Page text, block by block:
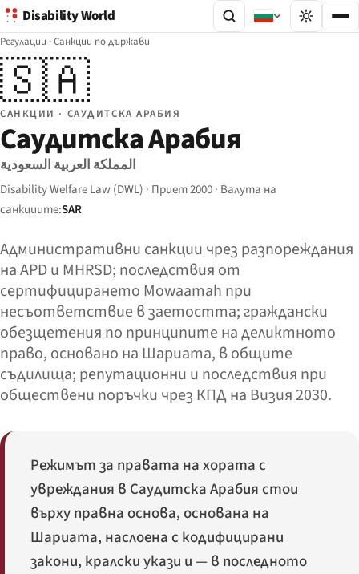
Disability World
Регулации ·Санкции по държави
🇸🇦
САНКЦИИ · САУДИТСКА АРАБИЯ
Саудитска Арабия
المملكة العربية السعودية
Disability Welfare Law (DWL) · Приет 2000 · Валута на
санкциите:SAR
Административни санкции чрез разпореждания
на APD и MHRSD; последствия от
сертифицирането Mowaamah при
несъответствие в заетостта; граждански
обезщетения по принципите на деликтното
право, основано на Шариата, в общите
съдилища; репутационни и последствия при
обществени поръчки чрез КПД на Визия 2030.
Режимът за правата на хората с
увреждания в Саудитска Арабия стои
върху правна основа, основана на
Шариата, наслоена с кодифицирани
закони, кралски укази и — в последното